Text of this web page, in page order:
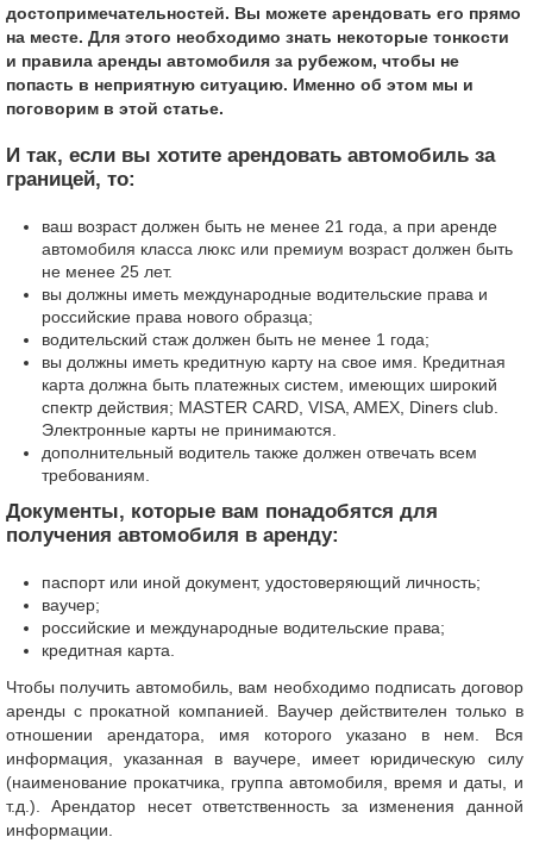
достопримечательностей. Вы можете арендовать его прямо
на месте. Для этого необходимо знать некоторые тонкости
и правила аренды автомобиля за рубежом, чтобы не
попасть в неприятную ситуацию. Именно об этом мы и
поговорим в этой статье.
И так, если вы хотите арендовать автомобиль за
границей, то:
ваш возраст должен быть не менее 21 года, а при аренде
автомобиля класса люкс или премиум возраст должен быть
не менее 25 лет.
вы должны иметь международные водительские права и
российские права нового образца;
водительский стаж должен быть не менее 1 года;
вы должны иметь кредитную карту на свое имя. Кредитная
карта должна быть платежных систем, имеющих широкий
спектр действия; MASTER CARD, VISA, AMEX, Diners club.
Электронные карты не принимаются.
дополнительный водитель также должен отвечать всем
требованиям.
Документы, которые вам понадобятся для
получения автомобиля в аренду:
паспорт или иной документ, удостоверяющий личность;
ваучер;
российские и международные водительские права;
кредитная карта.
Чтобы получить автомобиль, вам необходимо подписать договор
аренды с прокатной компанией. Ваучер действителен только в
отношении арендатора, имя которого указано в нем. Вся
информация, указанная в ваучере, имеет юридическую силу
(наименование прокатчика, группа автомобиля, время и даты, и
т.д.). Арендатор несет ответственность за изменения данной
информации.